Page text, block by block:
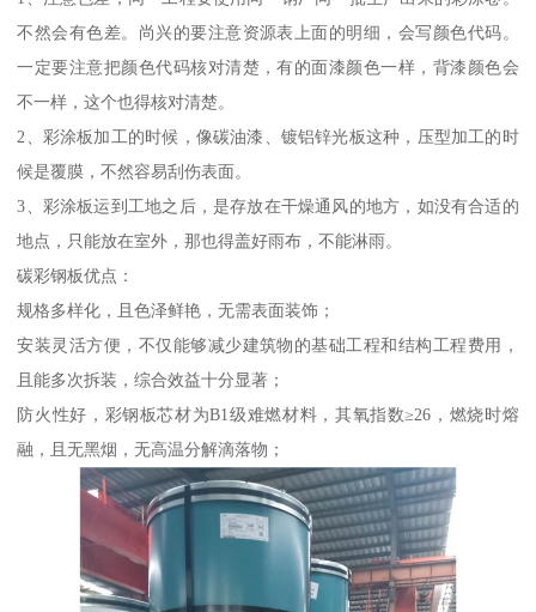
不然会有色差。尚兴的要注意资源表上面的明细，会写颜色代码。
一定要注意把颜色代码核对清楚，有的面漆颜色一样，背漆颜色会
不一样，这个也得核对清楚。
2、彩涂板加工的时候，像碳油漆、镀铝锌光板这种，压型加工的时
候是覆膜，不然容易刮伤表面。
3、彩涂板运到工地之后，是存放在干燥通风的地方，如没有合适的
地点，只能放在室外，那也得盖好雨布，不能淋雨。
碳彩钢板优点：
规格多样化，且色泽鲜艳，无需表面装饰；
安装灵活方便，不仅能够减少建筑物的基础工程和结构工程费用，
且能多次拆装，综合效益十分显著；
防火性好，彩钢板芯材为B1级难燃材料，其氧指数≥26，燃烧时熔
融，且无黑烟，无高温分解滴落物；